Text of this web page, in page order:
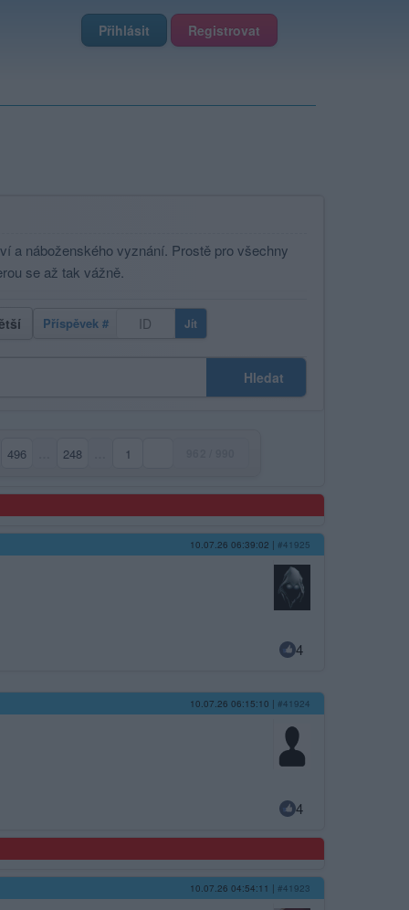
Přihlásit Registrovat
a náboženského vyznání. Prostě pro všechny
se až tak vážně.
Příspěvek # Jít
Hledat
496 248 1
10.07.26 06:39:02 | #41925
4
10.07.26 06:15:10 | #41924
4
10.07.26 04:54:11 | #41923